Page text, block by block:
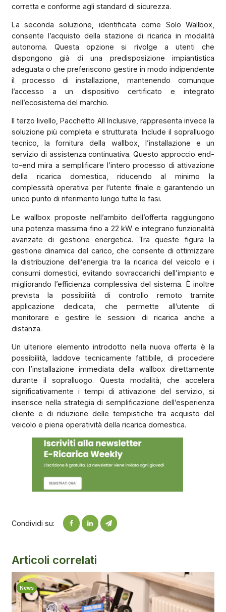
corretta e conforme agli standard di sicurezza.
La seconda soluzione, identificata come Solo Wallbox,
consente l’acquisto della stazione di ricarica in modalità
autonoma. Questa opzione si rivolge a utenti che
dispongono già di una predisposizione impiantistica
adeguata o che preferiscono gestire in modo indipendente
il processo di installazione, mantenendo comunque
l’accesso a un dispositivo certificato e integrato
nell’ecosistema del marchio.
Il terzo livello, Pacchetto All Inclusive, rappresenta invece la
soluzione più completa e strutturata. Include il sopralluogo
tecnico, la fornitura della wallbox, l’installazione e un
servizio di assistenza continuativa. Questo approccio end-
to-end mira a semplificare l’intero processo di attivazione
della ricarica domestica, riducendo al minimo la
complessità operativa per l’utente finale e garantendo un
unico punto di riferimento lungo tutte le fasi.
Le wallbox proposte nell’ambito dell’offerta raggiungono
una potenza massima fino a 22 kW e integrano funzionalità
avanzate di gestione energetica. Tra queste figura la
gestione dinamica del carico, che consente di ottimizzare
la distribuzione dell’energia tra la ricarica del veicolo e i
consumi domestici, evitando sovraccarichi dell’impianto e
migliorando l’efficienza complessiva del sistema. È inoltre
prevista la possibilità di controllo remoto tramite
applicazione dedicata, che permette all’utente di
monitorare e gestire le sessioni di ricarica anche a
distanza.
Un ulteriore elemento introdotto nella nuova offerta è la
possibilità, laddove tecnicamente fattibile, di procedere
con l’installazione immediata della wallbox direttamente
durante il sopralluogo. Questa modalità, che accelera
significativamente i tempi di attivazione del servizio, si
inserisce nella strategia di semplificazione dell’esperienza
cliente e di riduzione delle tempistiche tra acquisto del
veicolo e piena operatività della ricarica domestica.
Condividi su:
Articoli correlati
News